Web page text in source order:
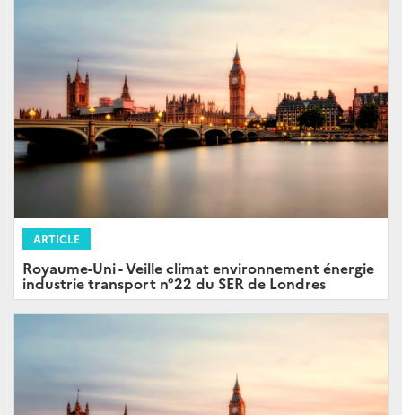
ARTICLE
Royaume-Uni - Veille climat environnement énergie
industrie transport n°22 du SER de Londres